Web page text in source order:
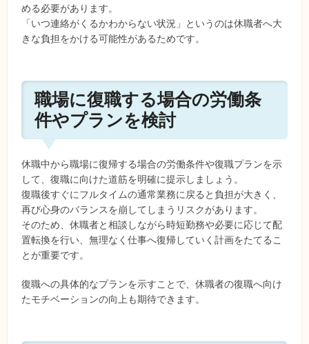
める必要があります。
「いつ連絡がくるかわからない状況」というのは休職者へ大
きな負担をかける可能性があるためです。
職場に復職する場合の労働条
件やプランを検討
休職中から職場に復帰する場合の労働条件や復職プランを示
して、復職に向けた道筋を明確に提示しましょう。
復職後すぐにフルタイムの通常業務に戻ると負担が大きく、
再び心身のバランスを崩してしまうリスクがあります。
そのため、休職者と相談しながら時短勤務や必要に応じて配
置転換を行い、無理なく仕事へ復帰していく計画をたてるこ
とが重要です。
復職への具体的なプランを示すことで、休職者の復職へ向け
たモチベーションの向上も期待できます。